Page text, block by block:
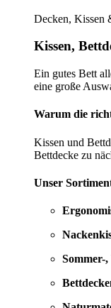
Decken, Kissen
Kissen,
Ein gutes Bett
eine große
Warum die
Kissen und
Bettdecke zu
Unser
Sommer-